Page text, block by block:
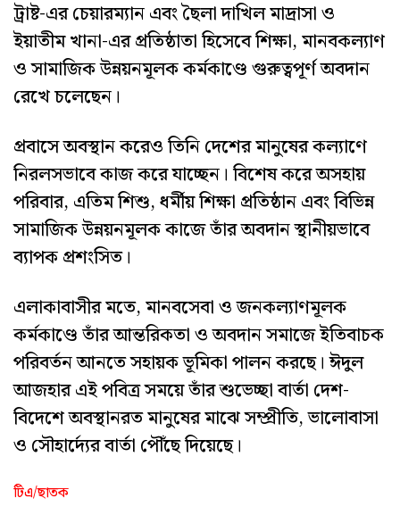
ট্রাষ্ট-এর চেয়ারম্যান এবং ছৈলা দাখিল মাদ্রাসা ও
ইয়াতীম খানা-এর প্রতিষ্ঠাতা হিসেবে শিক্ষা, মানবকল্যাণ
ও সামাজিক উন্নয়নমূলক কর্মকাণ্ডে গুরুত্বপূর্ণ অবদান
রেখে চলেছেন।
প্রবাসে অবস্থান করেও তিনি দেশের মানুষের কল্যাণে
নিরলসভাবে কাজ করে যাচ্ছেন। বিশেষ করে অসহায়
পরিবার, এতিম শিশু, ধর্মীয় শিক্ষা প্রতিষ্ঠান এবং বিভিন্ন
সামাজিক উন্নয়নমূলক কাজে তাঁর অবদান স্থানীয়ভাবে
ব্যাপক প্রশংসিত।
এলাকাবাসীর মতে, মানবসেবা ও জনকল্যাণমূলক
কর্মকাণ্ডে তাঁর আন্তরিকতা ও অবদান সমাজে ইতিবাচক
পরিবর্তন আনতে সহায়ক ভূমিকা পালন করছে। ঈদুল
আজহার এই পবিত্র সময়ে তাঁর শুভেচ্ছা বার্তা দেশ-
বিদেশে অবস্থানরত মানুষের মাঝে সম্প্রীতি, ভালোবাসা
ও সৌহার্দ্যের বার্তা পৌঁছে দিয়েছে।
টিএ/ছাতক